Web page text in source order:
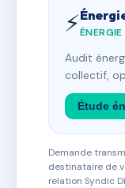
⚡ÉNERGIE
Audit
collectif,
Étude
Demande
destinataire de
relation Syndic